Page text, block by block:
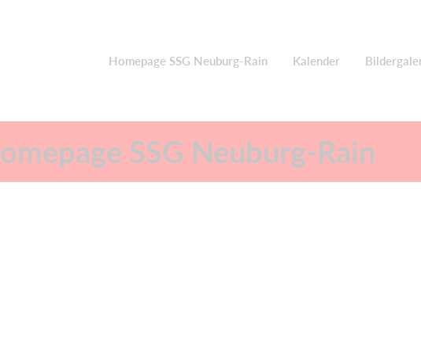
Homepage SSG Neuburg-Rain Kalender
SSG Neuburg-Rain